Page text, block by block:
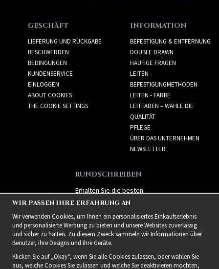
GESCHÄFT
LIEFERUNG UND RÜCKGABE
BESCHWERDEN
BEDINGUNGEN
KUNDENSERVICE
EINLOGGEN
ABOUT COOKIES
THE COOKIE SETTINGS
INFORMATION
BEFESTIGUNG & ENTFERNUNG
DOUBLE DRAWN
HÄUFIGE FRAGEN
LEITEN -
BEFESTIGUNGMETHODEN
LEITEN - FARBE
LEITFADEN – WÄHLE DIE
QUALITÄT
PFLEGE
ÜBER DAS UNTERNEHMEN
NEWSLETTER
RUNDSCHREIBEN
Erhalten Sie die besten
Angebote und spannende
neue Produkte!
WIR PASSEN IHRE ERFAHRUNG AN
Wir verwenden Cookies, um Ihnen ein personalisiertes Einkaufserlebnis
und personalisierte Werbung zu bieten und unsere Websites zuverlässig
und sicher zu halten. Zu diesem Zweck sammeln wir Informationen über
Benutzer, ihre Designs und ihre Geräte.
Klicken Sie auf „Okay“, wenn Sie alle Cookies zulassen, oder wählen Sie
aus, welche Cookies Sie zulassen und welche Sie deaktivieren möchten,